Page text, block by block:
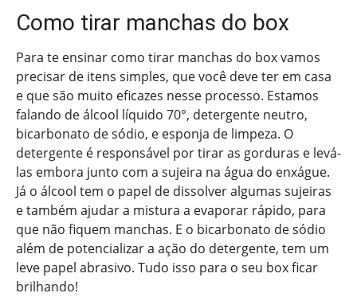
Como tirar manchas do box
Para te ensinar como tirar manchas do box vamos
precisar de itens simples, que você deve ter em casa
e que são muito eficazes nesse processo. Estamos
falando de álcool líquido 70°, detergente neutro,
bicarbonato de sódio, e esponja de limpeza. O
detergente é responsável por tirar as gorduras e levá-
las embora junto com a sujeira na água do enxágue.
Já o álcool tem o papel de dissolver algumas sujeiras
e também ajudar a mistura a evaporar rápido, para
que não fiquem manchas. E o bicarbonato de sódio
além de potencializar a ação do detergente, tem um
leve papel abrasivo. Tudo isso para o seu box ficar
brilhando!